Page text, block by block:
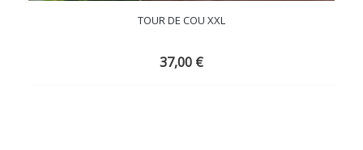
TOUR DE COU XXL
37,00 €